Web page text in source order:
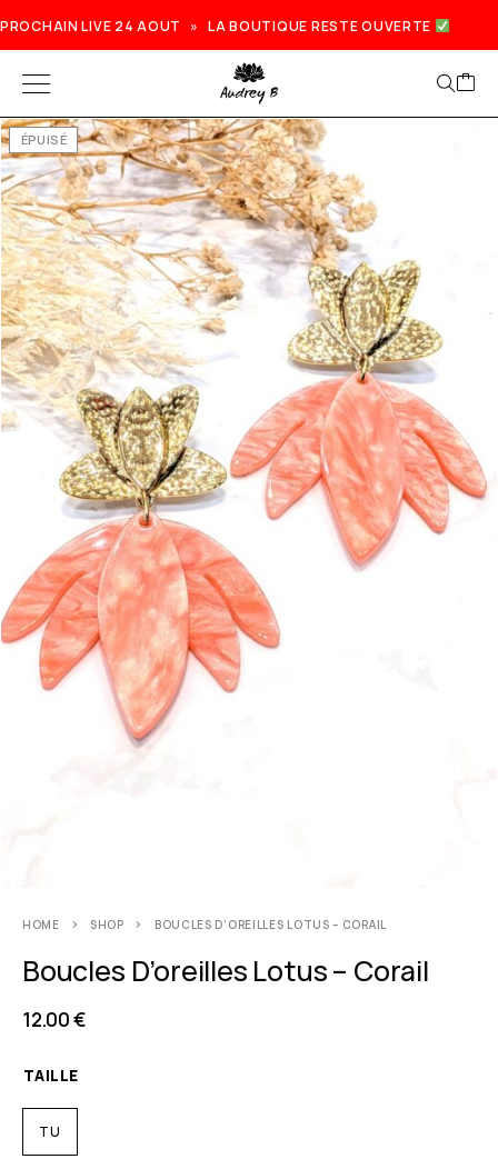
PROCHAIN LIVE 24 AOUT » LA BOUTIQUE RESTE OUVERTE
ÉPUISÉ
HOME SHOP BOUCLES D’OREILLES LOTUS – CORAIL
Boucles D’oreilles Lotus – Corail
12.00€
TAILLE
TU